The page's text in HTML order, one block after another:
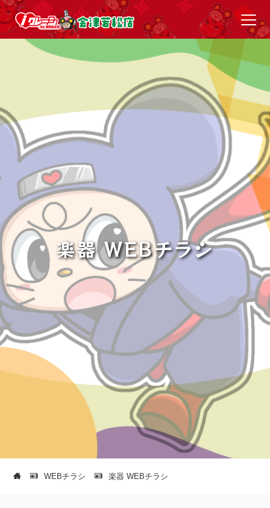
楽器 WEBチラシ
WEBチラシ 楽器 WEBチラシ